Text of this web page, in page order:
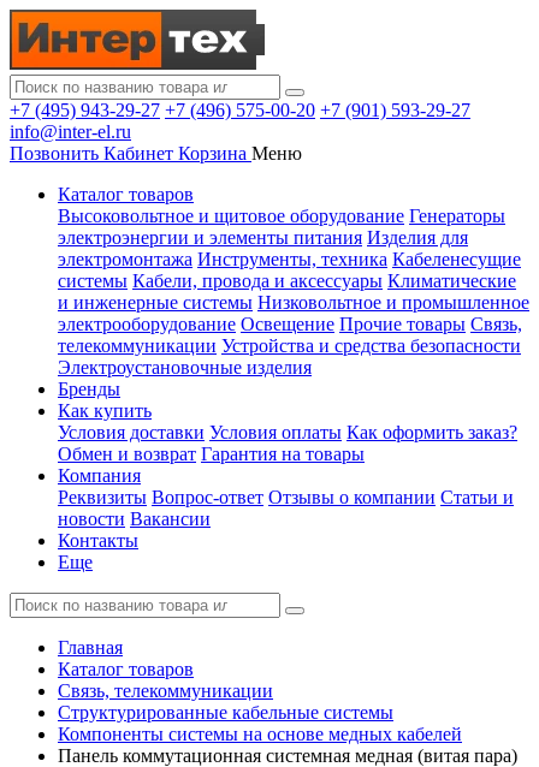
+7 (495) 943-29-27 +7 (496) 575-00-20 +7 (901) 593-29-27
info@inter-el.ru
Позвонить Кабинет Корзина Меню
Каталог товаров
Высоковольтное и щитовое оборудование Генераторы
электроэнергии и элементы питания Изделия для
электромонтажа Инструменты, техника Кабеленесущие
системы Кабели, провода и аксессуары Климатические
и инженерные системы Низковольтное и промышленное
электрооборудование Освещение Прочие товары Связь,
телекоммуникации Устройства и средства безопасности
Электроустановочные изделия
Бренды
Как купить
Условия доставки Условия оплаты Как оформить заказ?
Обмен и возврат Гарантия на товары
Компания
Реквизиты Вопрос-ответ Отзывы о компании Статьи и
новости Вакансии
Контакты
Еще
Главная
Каталог товаров
Связь, телекоммуникации
Структурированные кабельные системы
Компоненты системы на основе медных кабелей
Панель коммутационная системная медная (витая пара)